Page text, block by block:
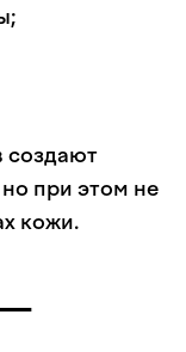
создают
при этом не
кожи.
—